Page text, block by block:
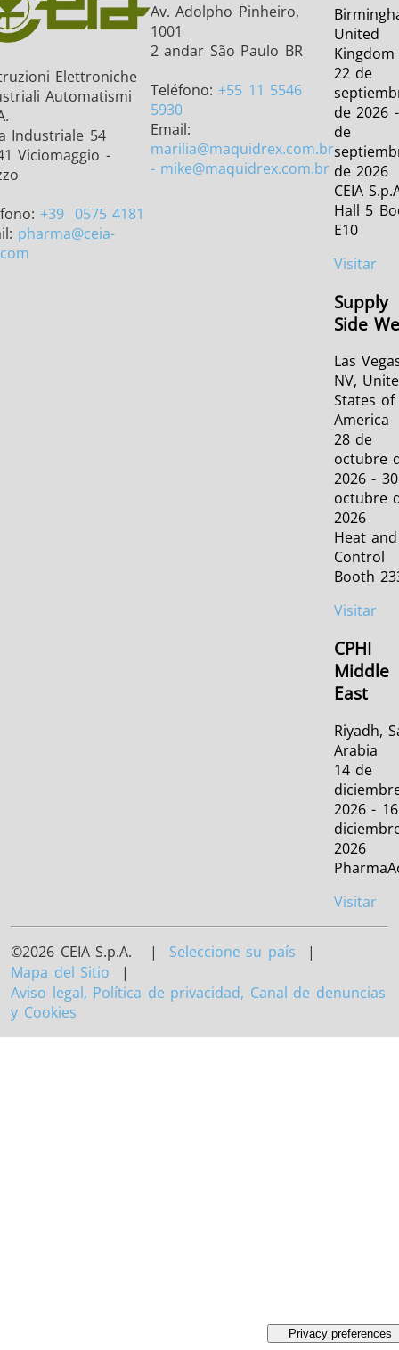
Elettroniche
Automatismi
Industriale 54
Viciomaggio -
+39 0575 4181
pharma@ceia-
Av. Adolpho Pinheiro,
1001
2 andar São Paulo BR
Teléfono:+55 11 5546
5930
Email:
marilia@maquidrex.com.br
- mike@maquidrex.com.br
United
Kingdom
22 de
de 2026
de
de 2026
CEIA
Hall 5
E10
Visitar
Supply
Side
Las
NV,
States of
America
28 de
octubre
2026 -
octubre
2026
Heat and
Control
Booth
Visitar
CPHI
Middle
East
Riyadh,
Arabia
14 de
2026 -
2026
Visitar
©2026 CEIA S.p.A. | Seleccione su país |
Mapa del Sitio |
Aviso legal, Política de privacidad, Canal de denuncias
y Cookies